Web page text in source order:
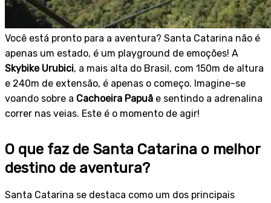
Você está pronto para a aventura? Santa Catarina não é
apenas um estado, é um playground de emoções! A
Skybike Urubici, a mais alta do Brasil, com 150m de altura
e 240m de extensão, é apenas o começo. Imagine-se
voando sobre a Cachoeira Papuã e sentindo a adrenalina
correr nas veias. Este é o momento de agir!
O que faz de Santa Catarina o melhor
destino de aventura?
Santa Catarina se destaca como um dos principais